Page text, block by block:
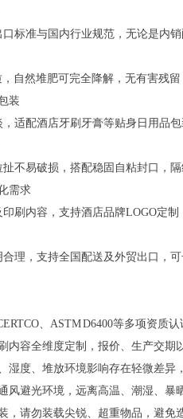
标准与国内行业规范，无论是内
自然堆肥可完全降解，无有害残
装
适配酒店牙刷牙膏等贴身日用品包
不易破损，搭配稳固自粘封口，
需求
刷内容，支持酒店品牌LOGO定
理，支持全国配送及外贸出口，可
、ASTM D6400等多项资质
内容全维度定制，报价、生产交期
湿度、堆放环境影响存在轻微差异
风避光环境，远离高温、潮湿、暴
，请勿装载尖锐、超重物品，避免